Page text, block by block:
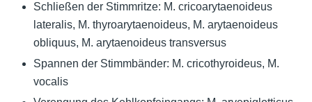
Schließen der Stimmritze: M. cricoarytaenoideus
lateralis, M. thyroarytaenoideus, M. arytaenoideus
obliquus, M. arytaenoideus transversus
Spannen der Stimmbänder: M. cricothyroideus, M.
vocalis